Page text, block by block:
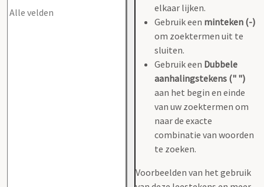
elkaar lijken.
Gebruik een minteken (-)
om zoektermen uit te
sluiten.
Gebruik een Dubbele
aanhalingstekens (" ")
aan het begin en einde
van uw zoektermen om
naar de exacte
combinatie van woorden
te zoeken.
Voorbeelden van het gebruik